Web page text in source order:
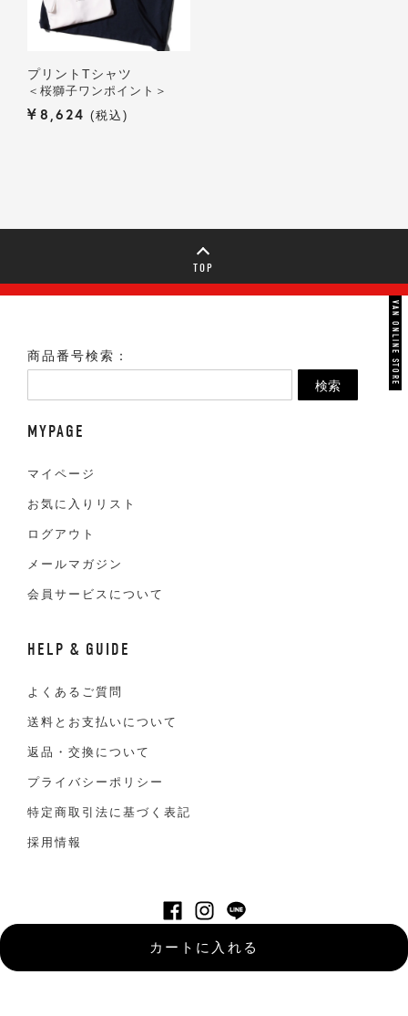
カートに入れる
プリントTシャツ
＜桜獅子ワンポイント＞
¥ 8,624 税込
TOP
商品番号検索：
検索
MYPAGE
マイページ
お気に入りリスト
ログアウト
メールマガジン
会員サービスについて
HELP & GUIDE
よくあるご質問
送料とお支払いについて
返品・交換について
プライバシーポリシー
特定商取引法に基づく表記
採用情報
©VAN JACKET INC. All Right reserved
VAN ONLINE STORE